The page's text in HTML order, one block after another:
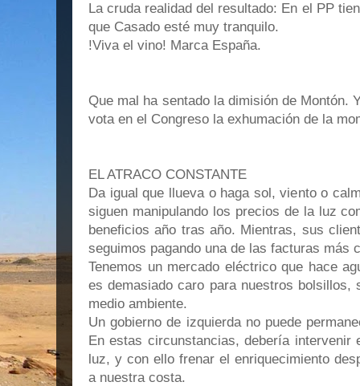
La cruda realidad del resultado: En el PP
que Casado esté muy tranquilo.
!Viva el vino! Marca España.
Que mal ha sentado la dimisión de Montón.
vota en el Congreso la exhumación de la
EL ATRACO CONSTANTE
Da igual que llueva o haga sol, viento o
siguen manipulando los precios de la luz
beneficios año tras año. Mientras, sus
seguimos pagando una de las facturas más
Tenemos un mercado eléctrico que hace
es demasiado caro para nuestros bolsillos,
medio ambiente.
Un gobierno de izquierda no puede
En estas circunstancias, debería
luz, y con ello frenar el enriquecimiento
a nuestra costa.